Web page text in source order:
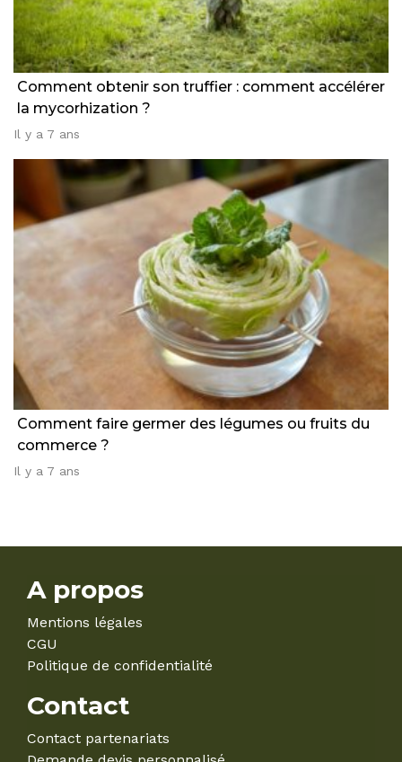
Comment obtenir son truffier : comment accélérer
la mycorhization ?
Il y a 7 ans
Comment faire germer des légumes ou fruits du
commerce ?
Il y a 7 ans
A propos
Mentions légales
CGU
Politique de confidentialité
Contact
Contact partenariats